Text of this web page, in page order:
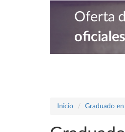
Oferta
oficiales
Inicio Graduado en